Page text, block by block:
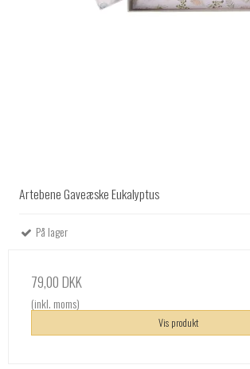
Artebene Gaveæske Eukalyptus
På lager
79,00 DKK
(inkl. moms)
Vis produkt